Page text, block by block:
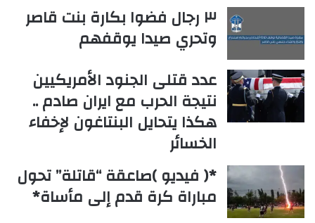
٣ رجال فضوا بكارة بنت قاصر
وتحري صيدا يوقفهم
عدد قتلى الجنود الأمريكيين
نتيجة الحرب مع ايران صادم ..
هكذا يتحايل البنتاغون لإخفاء
الخسائر
*( فيديو )صاعقة “قاتلة” تحول
مباراة كرة قدم إلى مأساة*